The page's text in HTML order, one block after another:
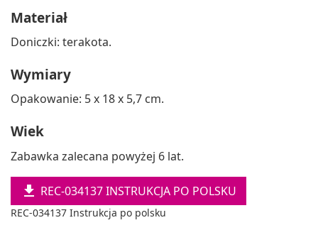
Materiał
Doniczki: terakota.
Wymiary
Opakowanie: 5 x 18 x 5,7 cm.
Wiek
Zabawka zalecana powyżej 6 lat.
 REC-034137 INSTRUKCJA PO POLSKU
REC-034137 Instrukcja po polsku